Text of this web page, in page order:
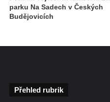
parku Na Sadech v Českých
Budějovicích
Přehled rubrik